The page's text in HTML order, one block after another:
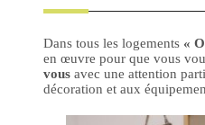
Dans tous les logements «
en œuvre pour que vous
vous avec une attention
décoration et aux